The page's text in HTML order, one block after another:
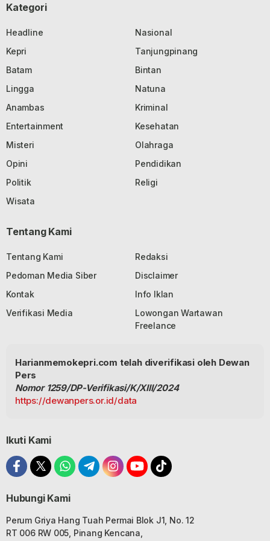
Kategori
Headline
Nasional
Kepri
Tanjungpinang
Batam
Bintan
Lingga
Natuna
Anambas
Kriminal
Entertainment
Kesehatan
Misteri
Olahraga
Opini
Pendidikan
Politik
Religi
Wisata
Tentang Kami
Tentang Kami
Redaksi
Pedoman Media Siber
Disclaimer
Kontak
Info Iklan
Verifikasi Media
Lowongan Wartawan
Freelance
Harianmemokepri.com telah diverifikasi oleh Dewan
Pers
Nomor 1259/DP-Verifikasi/K/XIII/2024
https://dewanpers.or.id/data
Ikuti Kami
Hubungi Kami
Perum Griya Hang Tuah Permai Blok J1, No. 12
RT 006 RW 005, Pinang Kencana,